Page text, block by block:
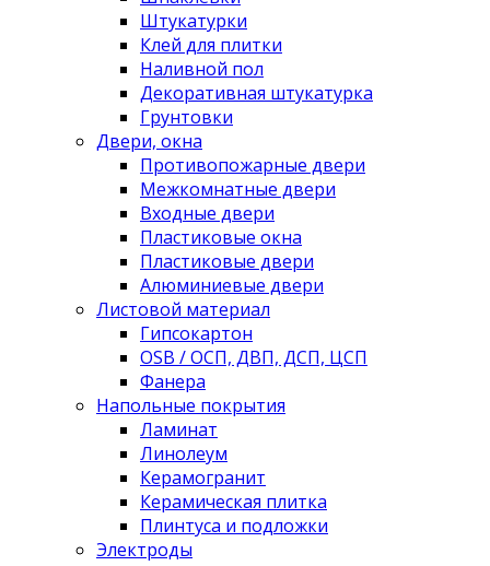
Штукатурки
Клей для плитки
Наливной пол
Декоративная штукатурка
Грунтовки
Двери, окна
Противопожарные двери
Межкомнатные двери
Входные двери
Пластиковые окна
Пластиковые двери
Алюминиевые двери
Листовой материал
Гипсокартон
OSB / ОСП, ДВП, ДСП, ЦСП
Фанера
Напольные покрытия
Ламинат
Линолеум
Керамогранит
Керамическая плитка
Плинтуса и подложки
Электроды